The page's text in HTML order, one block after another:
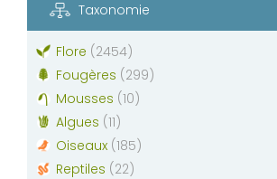
Taxonomie
Flore (2454)
Fougères (299)
Mousses (10)
Algues (11)
Oiseaux (185)
Reptiles (22)